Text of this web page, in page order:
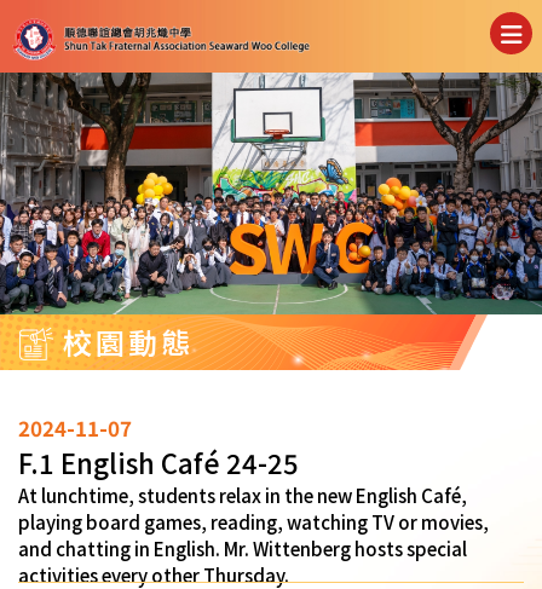
校園動態
2024-11-07
F.1 English Café 24-25
At lunchtime, students relax in the new English Café,
playing board games, reading, watching TV or movies,
and chatting in English. Mr. Wittenberg hosts special
activities every other Thursday.